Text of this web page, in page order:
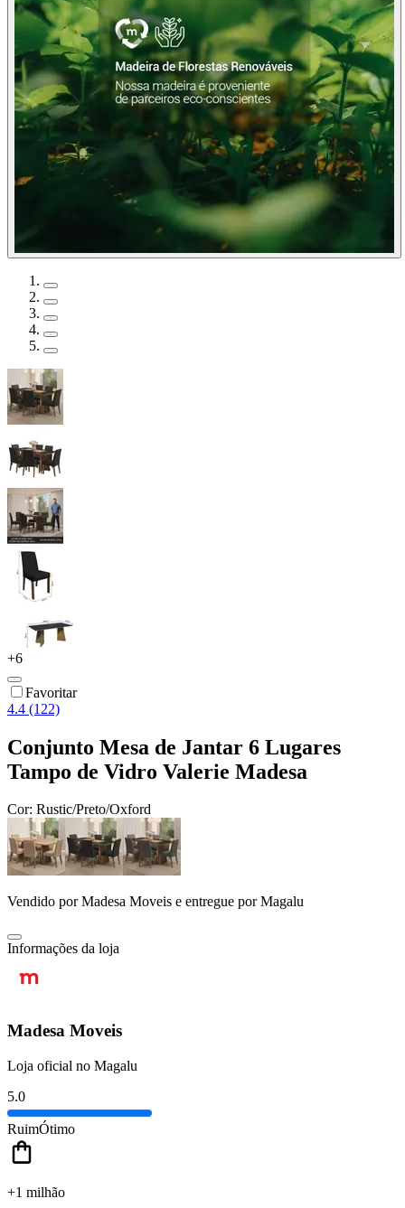
+6
Favoritar
4.4 (122)
Conjunto Mesa de Jantar 6 Lugares
Tampo de Vidro Valerie Madesa
Cor: Rustic/Preto/Oxford
Vendido porMadesa Moveis e entregue por Magalu
Informações da loja
Madesa Moveis
Loja oficial no Magalu
5.0
RuimÓtimo
+1 milhão